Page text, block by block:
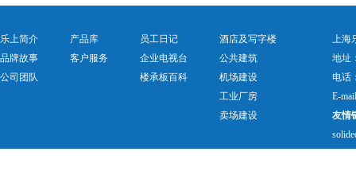
乐上简介
品牌故事
公司团队
产品库
客户服务
员工日记
企业电视台
楼承板百科
酒店及写字楼
公共建筑
机场建设
工业厂房
卖场建设
上海
地址
电话
E-
友情